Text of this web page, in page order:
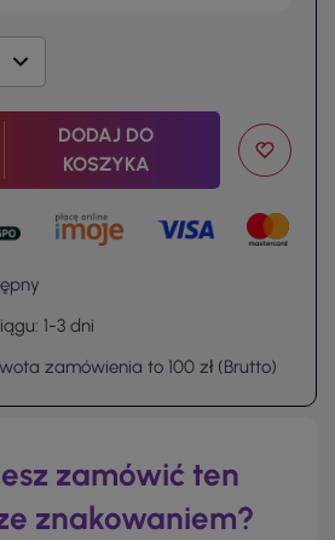
DODAJ DO
KOSZYKA
1-3 dni
zamówienia to 100 zł (Brutto)
zamówić ten
znakowaniem?